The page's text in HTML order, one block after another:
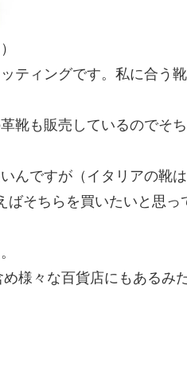
ティングです。私に合う
靴も販売しているのでそ
んですが（イタリアの靴
そちらを買いたいと思っ
様々な百貨店にもあるみ